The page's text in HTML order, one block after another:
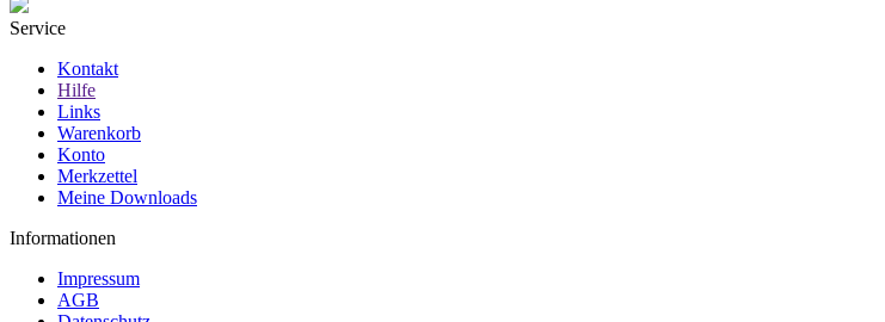
Service
Kontakt
Hilfe
Links
Warenkorb
Konto
Merkzettel
Meine Downloads
Informationen
Impressum
AGB